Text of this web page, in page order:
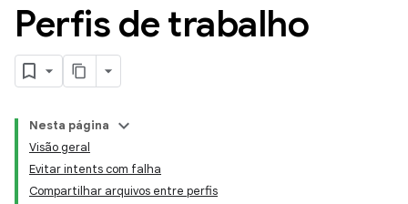
Perfis de trabalho
Nesta página
Visão geral
Evitar intents com falha
Compartilhar arquivos entre perfis